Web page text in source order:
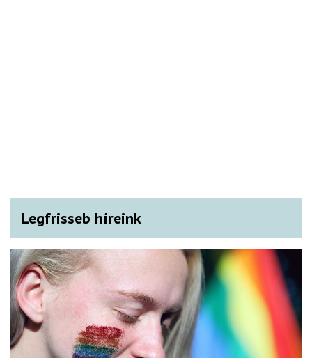
Legfrisseb híreink